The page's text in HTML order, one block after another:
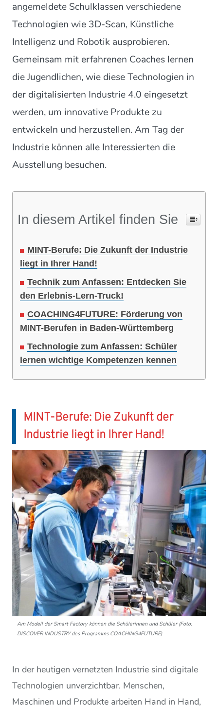
angemeldete Schulklassen verschiedene
Technologien wie 3D-Scan, Künstliche
Intelligenz und Robotik ausprobieren.
Gemeinsam mit erfahrenen Coaches lernen
die Jugendlichen, wie diese Technologien in
der digitalisierten Industrie 4.0 eingesetzt
werden, um innovative Produkte zu
entwickeln und herzustellen. Am Tag der
Industrie können alle Interessierten die
Ausstellung besuchen.
In diesem Artikel finden Sie
MINT-Berufe: Die Zukunft der Industrie
liegt in Ihrer Hand!
Technik zum Anfassen: Entdecken Sie
den Erlebnis-Lern-Truck!
COACHING4FUTURE: Förderung von
MINT-Berufen in Baden-Württemberg
Technologie zum Anfassen: Schüler
lernen wichtige Kompetenzen kennen
MINT-Berufe: Die Zukunft der
Industrie liegt in Ihrer Hand!
Am Modell der Smart Factory können die Schülerinnen und Schüler (Foto:
DISCOVER INDUSTRY des Programms COACHING4FUTURE)
In der heutigen vernetzten Industrie sind digitale
Technologien unverzichtbar. Menschen,
Maschinen und Produkte arbeiten Hand in Hand,